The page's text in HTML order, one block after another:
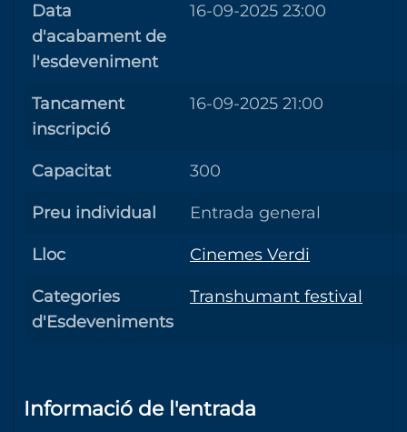
Data
d'acabament de
l'esdeveniment
16-09-2025 23:00
Tancament
inscripció
16-09-2025 21:00
Capacitat 300
Preu individual Entrada general
Lloc Cinemes Verdi
Categories
d'Esdeveniments
Transhumant festival
Informació de l'entrada